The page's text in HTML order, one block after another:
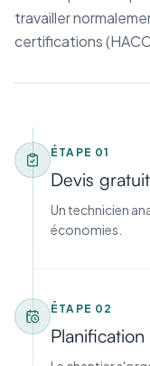
travailler
certifications
ÉTAPE 01
Devis gratuit
Un technicien
économies.
ÉTAPE 02